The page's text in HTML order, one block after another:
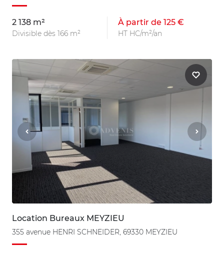
2 138 m²
Divisible dès 166 m²
À partir de 125 €
HT HC/m²/an
Location Bureaux MEYZIEU
355 avenue HENRI SCHNEIDER, 69330 MEYZIEU